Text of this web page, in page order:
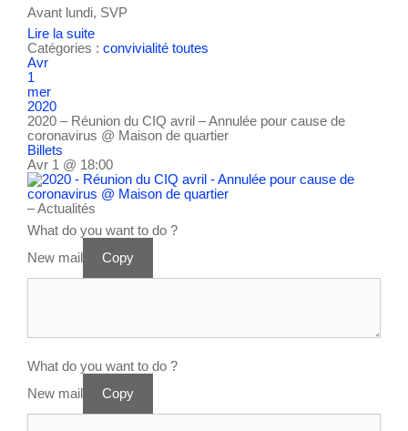
Avant lundi, SVP
Lire la suite
Catégories : convivialité toutes
Avr
1
mer
2020
2020 – Réunion du CIQ avril – Annulée pour cause de
coronavirus @ Maison de quartier
Billets
Avr 1 @ 18:00
– Actualités
What do you want to do ?
New mail
Copy
What do you want to do ?
New mail
Copy